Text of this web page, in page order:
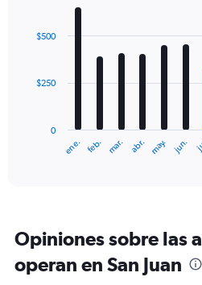
with
12
The
categories.
chart
ene. feb. mar. abr. may. jun.
0
$250
$500
Opiniones sobre las
operan en San Juan